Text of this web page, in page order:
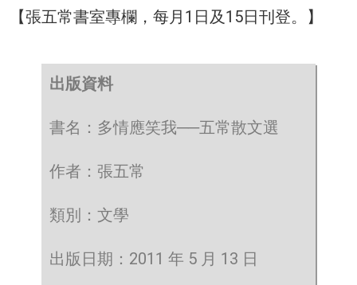
【張五常書室專欄，每月1日及15日刊登。】
出版資料
書名：多情應笑我──五常散文選
作者：張五常
類別：文學
出版日期：2011 年 5 月 13 日